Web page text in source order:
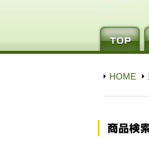
HOME